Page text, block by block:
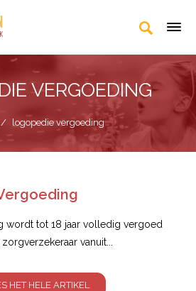
VERGOEDING
/ logopedie vergoeding
wordt tot 18 jaar volledig vergoed
vanuit...
HET HELE ARTIKEL